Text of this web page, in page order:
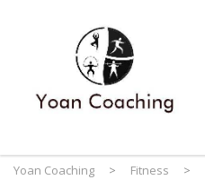
Yoan Coaching > Fitness >